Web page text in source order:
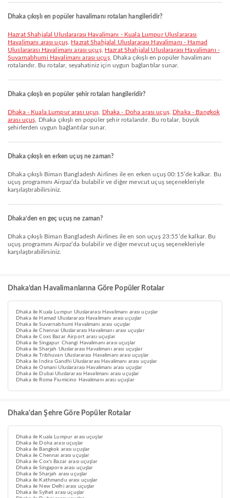
Dhaka çıkışlı en popüler havalimanı rotaları hangileridir?
Hazrat Shahjalal Uluslararası Havalimanı - Kuala Lumpur Uluslararası
Havalimanı arası uçuş, Hazrat Shahjalal Uluslararası Havalimanı - Hamad
Uluslararası Havalimanı arası uçuş, Hazrat Shahjalal Uluslararası Havalimanı -
Suvarnabhumi Havalimanı arası uçuş, Dhaka çıkışlı en popüler havalimanı
rotalarıdır. Bu rotalar, seyahatiniz için uygun bağlantılar sunar.
Dhaka çıkışlı en popüler şehir rotaları hangileridir?
Dhaka - Kuala Lumpur arası uçuş Dhaka - Doha arası uçuş, Dhaka - Bangkok
arası uçuş , Dhaka çıkışlı en popüler şehir rotalarıdır. Bu rotalar, büyük
şehirlerden uygun bağlantılar sunar.
Dhaka çıkışlı en erken uçuş ne zaman?
Dhaka çıkışlı Biman Bangladesh Airlines ile en erken uçuş 00:15’de kalkar. Bu
uçuş programını Airpaz’da bulabilir ve diğer mevcut uçuş seçenekleriyle
karşılaştırabilirsiniz.
Dhaka’den en geç uçuş ne zaman?
Dhaka çıkışlı Biman Bangladesh Airlines ile en son uçuş 23:55’de kalkar. Bu
uçuş programını Airpaz’da bulabilir ve diğer mevcut uçuş seçenekleriyle
karşılaştırabilirsiniz.
Dhaka’dan Havalimanlarına Göre Popüler Rotalar
Dhaka ile Kuala Lumpur Uluslararası Havalimanı arası uçuşlar
Dhaka ile Hamad Uluslararası Havalimanı arası uçuşlar
Dhaka ile Suvarnabhumi Havalimanı arası uçuşlar
Dhaka ile Chennai Uluslararası Havalimanı arası uçuşlar
Dhaka ile Coxs Bazar Airport arası uçuşlar
Dhaka ile Singapur Changi Havalimanı arası uçuşlar
Dhaka ile Sharjah Uluslararası Havalimanı arası uçuşlar
Dhaka ile Tribhuvan Uluslararası Havalimanı arası uçuşlar
Dhaka ile Indira Gandhi Uluslararası Havalimanı arası uçuşlar
Dhaka ile Osmani Uluslararası Havalimanı arası uçuşlar
Dhaka ile Dubai Uluslararası Havalimanı arası uçuşlar
Dhaka ile Roma Fiumicino Havalimanı arası uçuşlar
Dhaka'dan Şehre Göre Popüler Rotalar
Dhaka ile Kuala Lumpur arası uçuşlar
Dhaka ile Doha arası uçuşlar
Dhaka ile Bangkok arası uçuşlar
Dhaka ile Chennai arası uçuşlar
Dhaka ile Cox's Bazar arası uçuşlar
Dhaka ile Singapore arası uçuşlar
Dhaka ile Sharjah arası uçuşlar
Dhaka ile Kathmandu arası uçuşlar
Dhaka ile New Delhi arası uçuşlar
Dhaka ile Sylhet arası uçuşlar